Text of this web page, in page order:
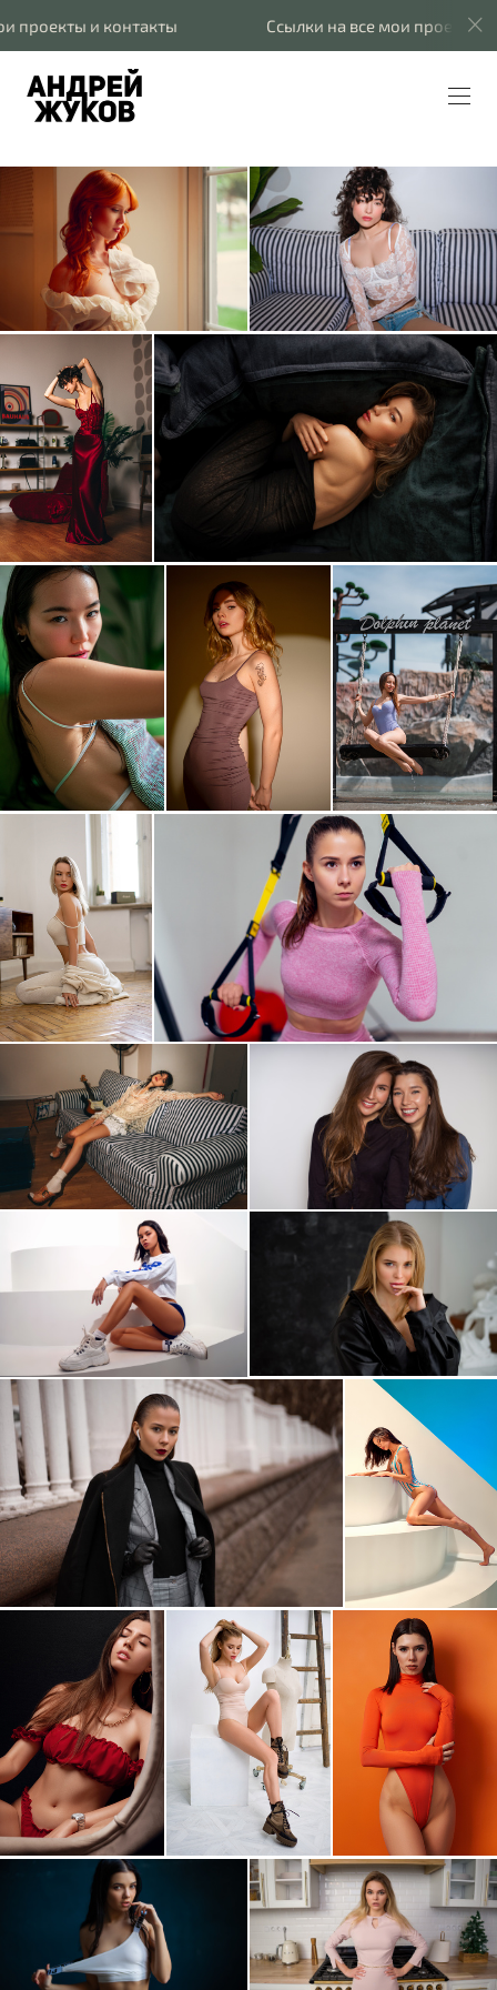
и контакты Cсылки на все мои проекты и